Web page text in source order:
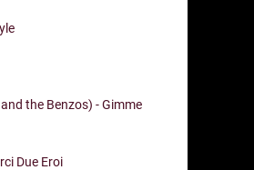
the Benzos) - Gimme
Due Eroi